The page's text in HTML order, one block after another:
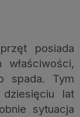
posiada
spada. Tym
lat
sytuacja